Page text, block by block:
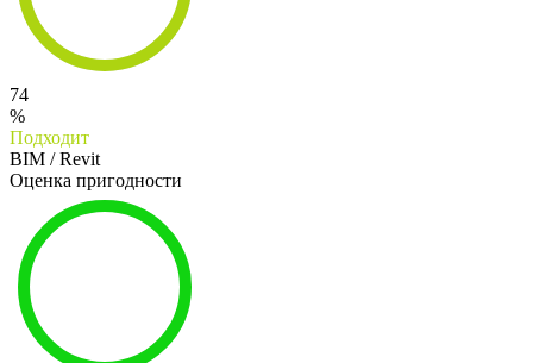
74
%
Подходит
BIM / Revit
Оценка пригодности